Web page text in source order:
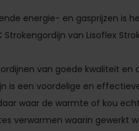
energie- en gasprijzen is
Strokengordijn van Lisoflex
van goede kwaliteit en
is een voordelige en
waar de warmte of kou
verwarmen waarin gewerkt